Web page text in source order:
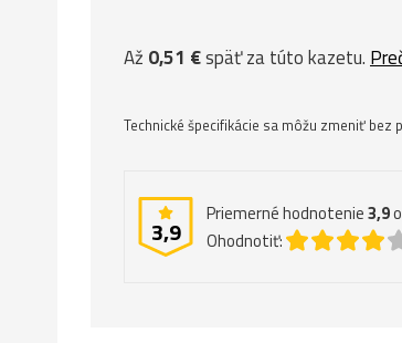
Až 0,51 €späť za túto kazetu.
Technické špecifikácie sa môžu zmeniť
3,9
Priemerné hodnotenie3,9
Ohodnotiť: